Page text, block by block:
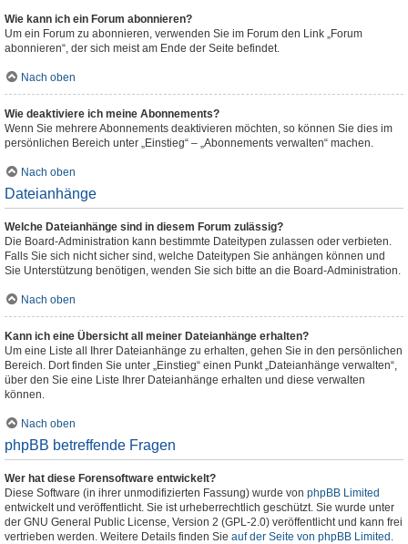
Wie kann ich ein Forum abonnieren?
Um ein Forum zu abonnieren, verwenden Sie im Forum den Link „Forum
abonnieren“, der sich meist am Ende der Seite befindet.
Nach oben
Wie deaktiviere ich meine Abonnements?
Wenn Sie mehrere Abonnements deaktivieren möchten, so können Sie dies im
persönlichen Bereich unter „Einstieg“ – „Abonnements verwalten“ machen.
Nach oben
Dateianhänge
Welche Dateianhänge sind in diesem Forum zulässig?
Die Board-Administration kann bestimmte Dateitypen zulassen oder verbieten.
Falls Sie sich nicht sicher sind, welche Dateitypen Sie anhängen können und
Sie Unterstützung benötigen, wenden Sie sich bitte an die Board-Administration.
Nach oben
Kann ich eine Übersicht all meiner Dateianhänge erhalten?
Um eine Liste all Ihrer Dateianhänge zu erhalten, gehen Sie in den persönlichen
Bereich. Dort finden Sie unter „Einstieg“ einen Punkt „Dateianhänge verwalten“,
über den Sie eine Liste Ihrer Dateianhänge erhalten und diese verwalten
können.
Nach oben
phpBB betreffende Fragen
Wer hat diese Forensoftware entwickelt?
Diese Software (in ihrer unmodifizierten Fassung) wurde von phpBB Limited
entwickelt und veröffentlicht. Sie ist urheberrechtlich geschützt. Sie wurde unter
der GNU General Public License, Version 2 (GPL-2.0) veröffentlicht und kann frei
vertrieben werden. Weitere Details finden Sie auf der Seite von phpBB Limited .